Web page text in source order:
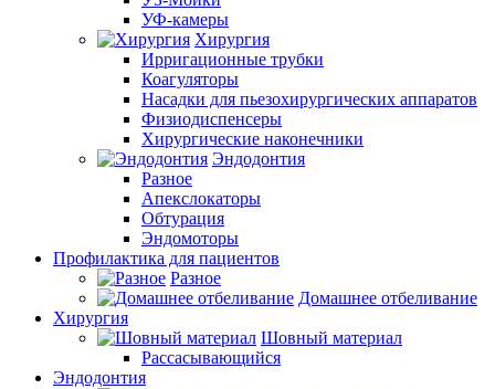
УФ-камеры
Хирургия
Ирригационные трубки
Коагуляторы
Насадки для пьезохирургических аппаратов
Физиодиспенсеры
Хирургические наконечники
Эндодонтия
Разное
Апекслокаторы
Обтурация
Эндомоторы
Профилактика для пациентов
Разное
Домашнее отбеливание
Хирургия
Шовный материал
Рассасывающийся
Эндодонтия